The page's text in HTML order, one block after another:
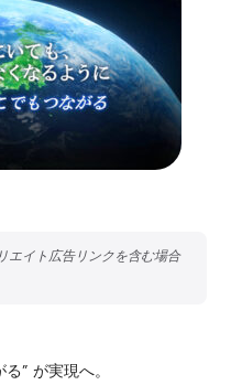
” が実現へ。